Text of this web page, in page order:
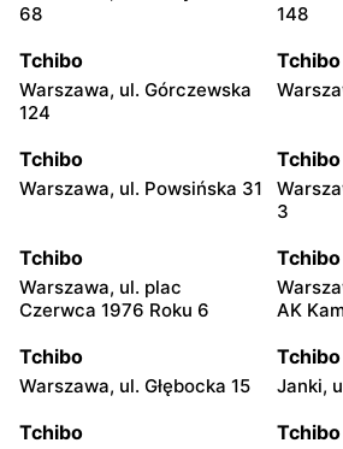
68
148
Tchibo
Warszawa, ul. Górczewska
124
Tchibo
Tchibo
Warszawa, ul. Powsińska 31
Tchibo
3
Tchibo
Warszawa, ul. plac
Czerwca 1976 Roku 6
Tchibo
AK
Tchibo
Warszawa, ul. Głębocka 15
Tchibo
Janki,
Tchibo Tchibo